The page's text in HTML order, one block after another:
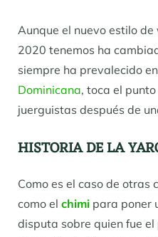
Aunque el nuevo estilo
2020 tenemos ha
siempre ha prevalecido
Dominicana, toca el
juerguistas después de
HISTORIA DE LA
Como es el caso de otras
como el chimi para poner
disputa sobre quien fue